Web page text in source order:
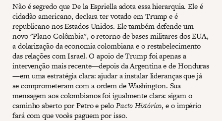
Não é segredo que De la Espriella adota essa hierarquia. Ele é
cidadão americano, declara ter votado em Trump e é
republicano nos Estados Unidos. Ele também defende um
novo "Plano Colômbia", o retorno de bases militares dos EUA,
a dolarização da economia colombiana e o restabelecimento
das relações com Israel. O apoio de Trump foi apenas a
intervenção mais recente—depois da Argentina e de Honduras
—em uma estratégia clara: ajudar a instalar lideranças que já
se comprometeram com a ordem de Washington. Sua
mensagem aos colombianos foi igualmente clara: sigam o
caminho aberto por Petro e peloPacto Histórico, e o império
fará com que vocês paguem por isso.